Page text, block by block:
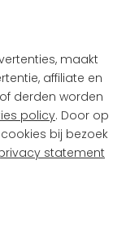
maakt
affiliate en
of derden worden
policy. Door op
bij bezoek
statement